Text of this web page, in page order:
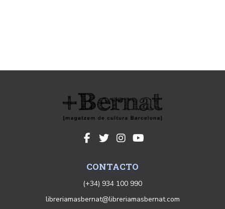
CONTACTO
(+34) 934 100 990
libreriamasbernat@libreriamasbernat.com